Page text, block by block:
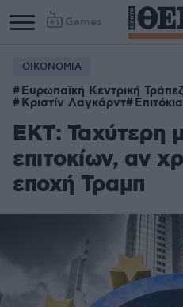
Games
ΟΙΚΟΝΟΜΙΑ
Ευρωπαϊκή Κεντρική
Κριστίν Λαγκάρντ Επιτόκια
ΕΚΤ: Ταχύτερη
επιτοκίων, αν
εποχή Τραμπ